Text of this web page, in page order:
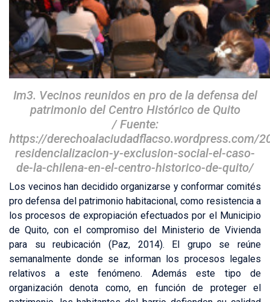
Im3. Vecinos reunidos en pro de la defensa del
patrimonio del Centro Histórico de Quito
/ Fuente:
https://derechoalaciudadflacso.wordpress.com/
residencializacion-y-exclusion-social-el-caso-
de-la-chilena-en-el-centro-historico-de-quito/
Los vecinos han decidido organizarse y conformar comités
pro defensa del patrimonio habitacional, como resistencia a
los procesos de expropiación efectuados por el Municipio
de Quito, con el compromiso del Ministerio de Vivienda
para su reubicación (Paz, 2014). El grupo se reúne
semanalmente donde se informan los procesos legales
relativos a este fenómeno. Además este tipo de
organización denota como, en función de proteger el